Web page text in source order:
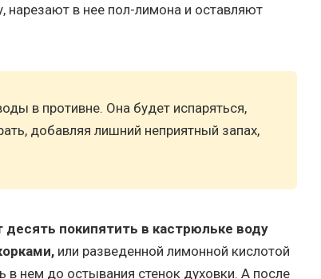
нарезают в нее пол-лимона и оставляют
в противне. Она будет испаряться,
добавляя лишний неприятный запах,
покипятить в кастрюльке воду
или разведенной лимонной кислотой
в нем до остывания стенок духовки. А после